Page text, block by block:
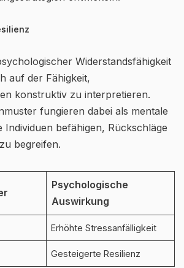
Widerstandsfähigkeit
auf der Fähigkeit,
konstruktiv zu interpretieren.
fungieren dabei als mentale
Individuen befähigen, Rückschläge
begreifen.
Psychologische
Auswirkung
Erhöhte Stressanfälligkeit
Gesteigerte Resilienz